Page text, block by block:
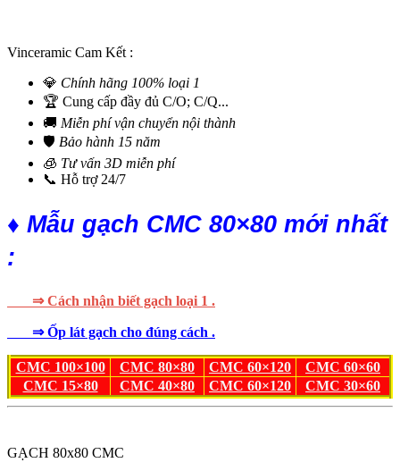
Vinceramic Cam Kết :
💎 Chính hãng 100% loại 1
🏆 Cung cấp đầy đủ C/O; C/Q...
🚚 Miễn phí vận chuyển nội thành
🛡️ Bảo hành 15 năm
🧊 Tư vấn 3D miễn phí
📞 Hỗ trợ 24/7
♦ Mẫu gạch CMC 80×80 mới nhất
:
⇒ Cách nhận biết gạch loại 1 .
⇒ Ốp lát gạch cho đúng cách .
CMC 100×100 CMC 80×80 CMC 60×120
CMC 60×60
CMC 15×80
CMC 40×80 CMC 60×120 CMC 30×60
GẠCH 80x80 CMC